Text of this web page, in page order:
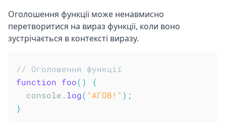
Оголошення функції може ненавмисно
перетворитися на вираз функції, коли воно
зустрічається в контексті виразу.
// Оголошення функції
function foo( )
{
  console
. log( "АГОВ!" ) ;
}